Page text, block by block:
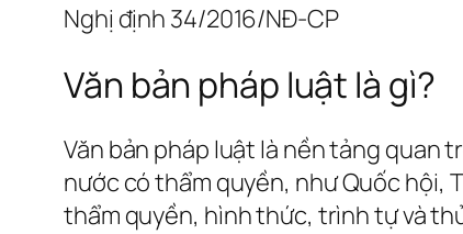
Nghị định 34/2016/NĐ-CP
Văn bản pháp luật là gì?
Văn bản pháp luật là nền tảng quan
nước có thẩm quyền, như Quốc hội,
thẩm quyền, hình thức, trình tự và